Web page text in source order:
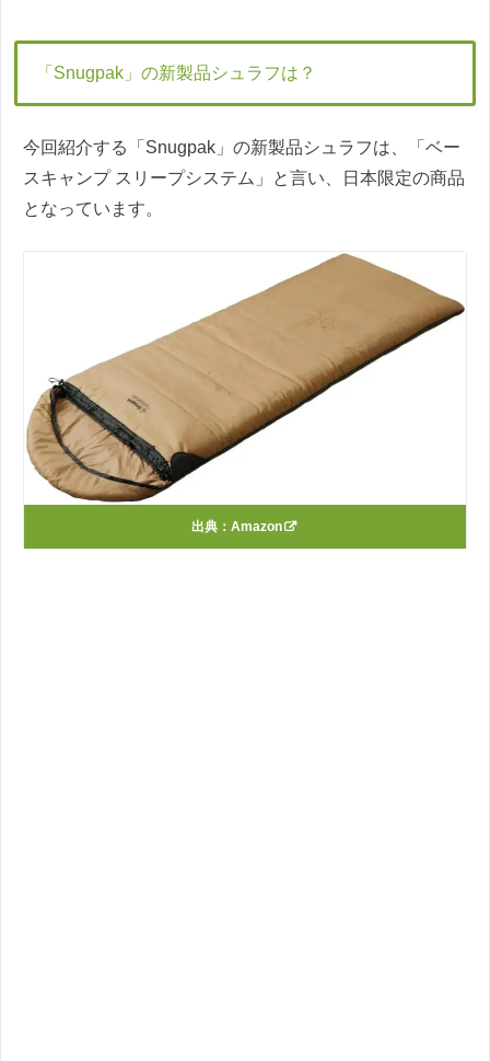
「Snugpak」の新製品シュラフは？
今回紹介する「Snugpak」の新製品シュラフは、「ベー
スキャンプ スリープシステム」と言い、日本限定の商品
となっています。
出典： Amazon